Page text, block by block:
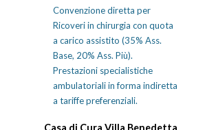
Convenzione diretta per
Ricoveri in chirurgia con quota
a carico assistito (35% Ass.
Base, 20% Ass. Più).
Prestazioni specialistiche
ambulatoriali in forma indiretta
a tariffe preferenziali.